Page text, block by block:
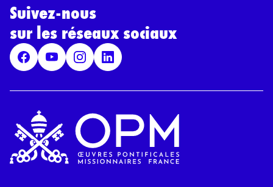
R
P
D
*
Suivez-nous
sur les réseaux sociaux